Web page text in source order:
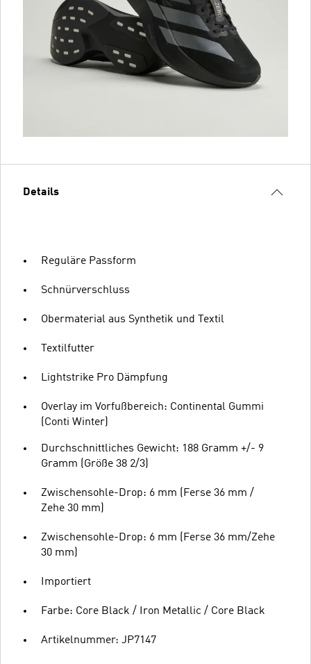
Details
Reguläre Passform
Schnürverschluss
Obermaterial aus Synthetik und Textil
Textilfutter
Lightstrike Pro Dämpfung
Overlay im Vorfußbereich: Continental Gummi
(Conti Winter)
Durchschnittliches Gewicht: 188 Gramm +/- 9
Gramm (Größe 38 2/3)
Zwischensohle-Drop: 6 mm (Ferse 36 mm /
Zehe 30 mm)
Zwischensohle-Drop: 6 mm (Ferse 36 mm/Zehe
30 mm)
Importiert
Farbe: Core Black / Iron Metallic / Core Black
Artikelnummer: JP7147